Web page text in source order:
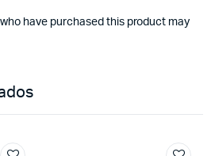
have purchased this product may